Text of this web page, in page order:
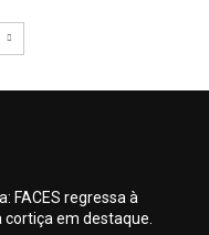
FACES regressa à
em destaque.